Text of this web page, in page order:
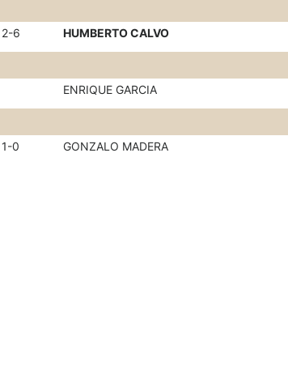
2-6 HUMBERTO CALVO
ENRIQUE GARCIA
1-0 GONZALO MADERA